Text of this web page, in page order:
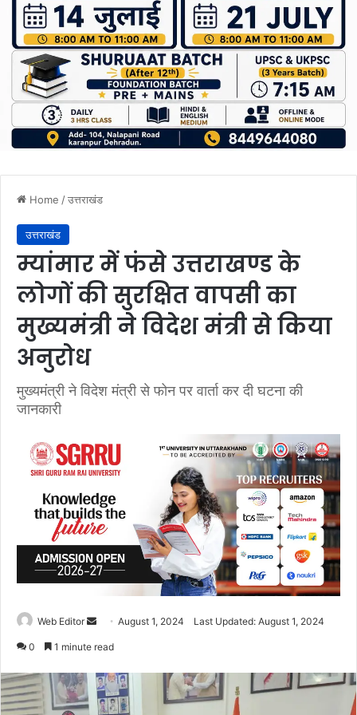
Home /उत्तराखंड
उत्तराखंड
म्यांमार में फंसे उत्तराखण्ड के
लोगों की सुरक्षित वापसी का
मुख्यमंत्री ने विदेश मंत्री से किया
अनुरोध
मुख्यमंत्री ने विदेश मंत्री से फोन पर वार्ता कर दी घटना की
जानकारी
Web Editor
d
a
August 1, 2024 Last Updated: August 1, 2024
0 1 minute read